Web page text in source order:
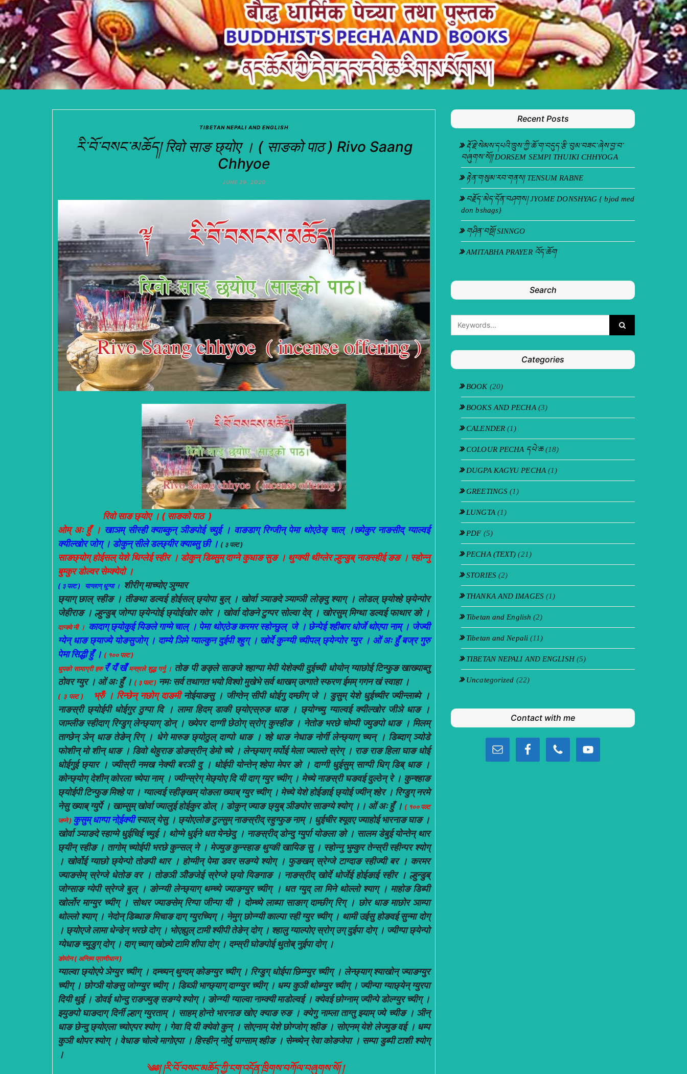
TIBETAN NEPALI AND ENGLISH
རི་བོ་བསང་མཆོད། रिवो साङ छ्योए । ( साङको पाठ ) Rivo Saang
Chhyoe
JUNE 29, 2020
रिवो साङ छ्योए । ( साङको पाठ )
ओम् अः हुँ । खाञम् सीस्ही क्याब्कुन् ञीङपोई च्युई । वाङडाग् रिग्जीन् पेमा थोएठेङ् चाल् ।ख्येकुर नाङसीद् ग्याल्वई
क्यील्खोर जोग् । डोकुन् सीले डल्छ्यीर क्याब्सु छी । ( ३ पल्ट )
साङछ्योग् होईसल् येशे थिग्लेई स्हीर । डोकुन् डिब्सुम् दाग्ने कुधाङ सुङ । थुग्क्यी थीग्लेर ल्हुन्डुब् नाङस्हीई ङङ । स्होन्नु
बुम्कुर डोल्वर सेम्क्येदो ।
( ३ पल्ट ) यान्लाग् धुन्पा ।
शीरीग् माच्योए ञुग्मार
छ्याग् छाल् स्हीङ । तीङथा डल्वई होईसल् छ्योपा बुल् । खोर्वा ञ्याङदे ञ्याम्ञी लोङ्दु श्याग् । लोडल् छ्योश्हे छ्येन्पोर
जेहीराङ । ल्हुन्डुब् जोग्पा छ्येन्पोई छ्योईखोर कोर । खोर्वा दोङने टुग्पर सोल्वा देव् । खोरसुम् मिग्था डल्वई फाथार ङो ।
दाग्क्ये नी ।
कादाग् छ्योकुई यिङले गाग्मे चाल् । पेमा थोएठेङ करमर स्होन्छुल् जे । छेन्पेई श्हीबार धोर्जे थोएपा नाम् । जेज्यी
ग्येन् धाङ छ्याज्ये योङसुजोग् । दाम्ये ञिमे ग्याल्कुन दुईपी श्हुग् । खोर्दे कुन्ग्यी च्यीपल् छ्येन्पोर ग्युर । ओं अः हुँ बज्र गुरु
पेमा सिद्धी हुँ । ( १०० पल्ट )
धुपको सामाग्री हरुरँ यँ खँ मन्त्रले शुद्ध गर्नु । तोङ पी ङङ्ले साङजे श्हाग्पा मेपी येशेक्यी दुईच्यी धोयोन् ग्याछोई टिन्फुङ खाख्याब्तु
ठोवर ग्युर । ओं अः हुँ । ( ३ पल्ट ) नमः सर्व तथागत भयो विश्वो मुखेभे सर्व थाखम् उत्गाते स्फरण ईमम् गगन खं स्वाहा ।
( ३ पल्ट ) भ्रुँ । रिन्छेन् नछोग् दाङमीनोईयाङसु । जीग्तेन् सीपी धोईगु दम्छीग् जे । डुसुम् येशे धुईच्यीर ज्यीन्लाब्पे ।
नाङस्री छ्योईपी धोईगुर ठुग्पा दि । लामा हिदम् डाकी छ्योएस्रुङ धाङ । छ्योग्च्यु ग्याल्वई क्यील्खोर जीञे धाङ ।
जाम्लीङ स्हीदाग् रिग्डुग् लेन्छ्याग् डोन् । ख्येपर दाग्गी छेठोग् स्रोग् कुस्हीङ । नेतोङ भरछे चोम्पी ज्युङपो धाङ । मिलम्
ताग्छेन् ञेन् धाङ तेङेन् रिग् । धेगे मारुङ छ्योठुल् दाग्पो धाङ । श्हे धाङ नेधाङ नोर्गी लेन्छ्याग् च्यन् । डिब्दाग् ञ्योडे
फोशीन् मो शीन् धाङ । डिवो थेहुराङ डोङस्रीन् डेमो च्ये । लेन्छ्याग् मर्पोई मेला ज्याल्ते स्रेग् । राङ राङ हिला घाङ धोई
धोईगुई छ्यार । ज्यीस्री नमख नेक्यी बरञी दु । धोईपी योन्तेन् श्हेपा मेपर ङो । दाग्गी धुईसुम् साग्पी धिग् डिब् धाङ ।
कोन्छ्योग् देशीन् कोरला च्येपा नाम् । ज्यीन्स्रेग् मेछ्योए दि यी दाग् ग्युर च्यीग् । मेच्ये नाङस्री घङवई दुल्ठेन् रे । कुन्श्हाङ
छ्योईपी टिन्फुङ मिश्हे पा । ग्याल्वई स्हीङ्खम् योङला ख्याब् ग्युर च्यीग् । मेच्ये येशे होईङाई छ्योई ज्यीन् श्हेर । रिग्डुग् नरमे
नेसु ख्याब् ग्युर्पे । खाम्सुम् खोर्वा ज्यालुई होईकुर डोल् । डोकुन् ज्याङ छ्युब् ञीङपोर साङग्ये श्योग् ।। ओं अः हुँ । ( १०० पल्ट
जप्ने ) कुसुम् धाग्पा ना्ेईक्यीस्याल् येसु । छ्योएलोङ टुल्सुम् नाङस्रीद् स्हुग्फुङ नाम् । धुईचीर श्यूवए ज्याहोई भारनाङ घाङ ।
खोर्वा ञ्याङदे स्हाग्मे धुईचिई च्युई । थोग्मे धुईने धत येन्छेदु । नाङस्रीद् डोन्दु ग्युर्पा योङला ङो । सालम डेबुई योन्तेन् थार
छ्यीन् स्हीङ । तागोम् च्योईपी भरछे कुन्सल् ने । मेज्युङ कुन्स्हाङ थुग्की खायिङ सु । स्होन्नु भुम्कुर तेन्स्री स्हीन्पर श्योग्
। खोर्वोई ग्याछो छ्येन्पो तोङपी थार । होग्मीन् पेमा डवर सङग्ये श्योग् । फुङखम् स्रेग्जे टाग्दाङ स्हीज्यी बर । करमर
ज्याङसेम् स्रेग्जे धेतोङ वर । तोङञी ञीेङजेई स्रेग्जे छ्यो यिङगाङ । नाङस्रीद् खोर्दे धोर्जेई होईङाई स्हीर । ल्हुन्डुब्
जोग्साङ ग्येपी स्रेग्जे बुल् । ङोन्ग्यी लेन्छ्याग् थम्च्ये ज्याङग्युर च्यीग् । धत ग्युद् ला मिने थोल्लो श्याग् । माहोङ डिब्पी
खोर्लोर माग्युर च्यीग् । सोथर ज्याङसेम् रिग्पा जीन्पा यी । दोम्च्ये लाब्पा साङाग् दाम्छीग् रिग् । छोर धाङ माछोर ञाम्पा
थोल्लो श्याग् । नेदोन् डिब्धाङ मिचाङ दाग् ग्युरच्यिग् । नेमुग् छोन्ग्यी काल्पा स्ही ग्युर च्यीग् । थामी उईसु होङवई सुन्मा दोग्
। छ्योएजे लामा धेन्डेन् भरछे दोग् । भोएह्युल् टामी श्यीपी तेङेन् दोग् । श्हालु ग्याल्पोए स्रोग् उग् दुईपा दोग् । ज्यीग्पा छ्येन्पो
ग्येधाङ च्युडुग् दोग् । दाग् च्याग् खोच्र्ये टामि शीपा दोग् । दम्स्री घोङपोई थुतोब् नुईपा दोग् ।
ङोमोन ( अन्तिम प्राणीधान )
ग्याल्वा छ्योएपे ञेग्युर च्यीग् । दम्च्यन् थुग्दम् कोङग्युर च्यीग् । रिग्डुग् धोईपा छिम्ग्युर च्यीग् । लेन्छ्याग् श्याखोन् ज्याङग्युर
च्यीग् । छोग्ञी योङसु जोग्ग्युर च्यीग् । डिब्ञी भाग्छ्याग् दाग्ग्युर च्यीग् । धम्प कुञी थोब्ग्युर च्यीग् । ज्यीन्पा ग्याछ्येन् ग्युरपा
दियी थुई । डोवई धोन्दु राङज्युङ् सङग्ये श्योग् । ङोन्ग्यी ग्याल्वा नाम्क्यी माडोल्वई । क्येवई छोग्नाम् ज्यीन्पे डोल्ग्युर च्यीग् ।
झ्युङपो घाङदाग् दिर्नी ल्हाग् ग्युरताम् । साहम् होन्ते भारनाङ खोए क्याङ रुङ । क्येगु नाम्ला ताग्तु झ्याम् ज्ये च्यीङ । ञीन्
धाङ छेन्दु छ्योएला च्योएपर श्योग् । गेवा दि यी क्येवो कुन् । सोएनाम् येशे छोग्जोग् श्हीङ । सोएनम् येशे लेज्युङ वई । धम्प
कुञी थोपर श्योग् । वेधाङ चोल्वे मागोएपा । हिस्हीन् नोर्वु पाग्साम् श्हीङ । सेम्च्येन् रेवा कोङजेपा । सम्पा डुब्पी टाशी श्योग्
।
༄༅། །རི་བོ་བསང་མཆོད་ཀྱི་ངག་འདོན་ཁྲིགས་བཀོལ་བཞུགས་སོ། །
Recent Posts
རྡོ་རྗེ་སེམས་དཔའི་ཁྲུས་ཀྱི་ཆོ་ག་བདུད་རྩི་བུམ་བཟང་ཞེས་བྱ་བ་
བཞུགས་སོ།། DORSEM SEMPI THUIKI CHHYOGA
རྟེན་གསུམ་རབ་གནས། TENSUM RABNE
བརྗོད་མེད་དོན་བཤགས། JYOME DONSHYAG { bjod med
don bshags}
གཤིན་བསྔོ། SINNGO
AMITABHA PRAYER འོད་ཆོག
Search
Categories
BOOK(20)
BOOKS AND PECHA (3)
CALENDER(1)
COLOUR PECHA དཔེ་ཆ(18)
DUGPA KAGYU PECHA (1)
GREETINGS (1)
LUNGTA (1)
PDF(5)
PECHA (TEXT) (21)
STORIES(2)
THANKA AND IMAGES(1)
Tibetan and English (2)
Tibetan and Nepali(11)
TIBETAN NEPALI AND ENGLISH(5)
Uncategorized (22)
Contact with me